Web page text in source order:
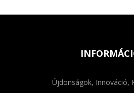
Újdonságok, Innováció,